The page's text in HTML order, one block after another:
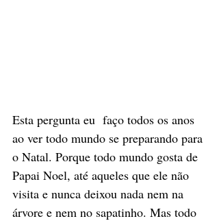
Esta pergunta eu  faço todos os anos
ao ver todo mundo se preparando para
o Natal. Porque todo mundo gosta de
Papai Noel, até aqueles que ele não
visita e nunca deixou nada nem na
árvore e nem no sapatinho. Mas todo